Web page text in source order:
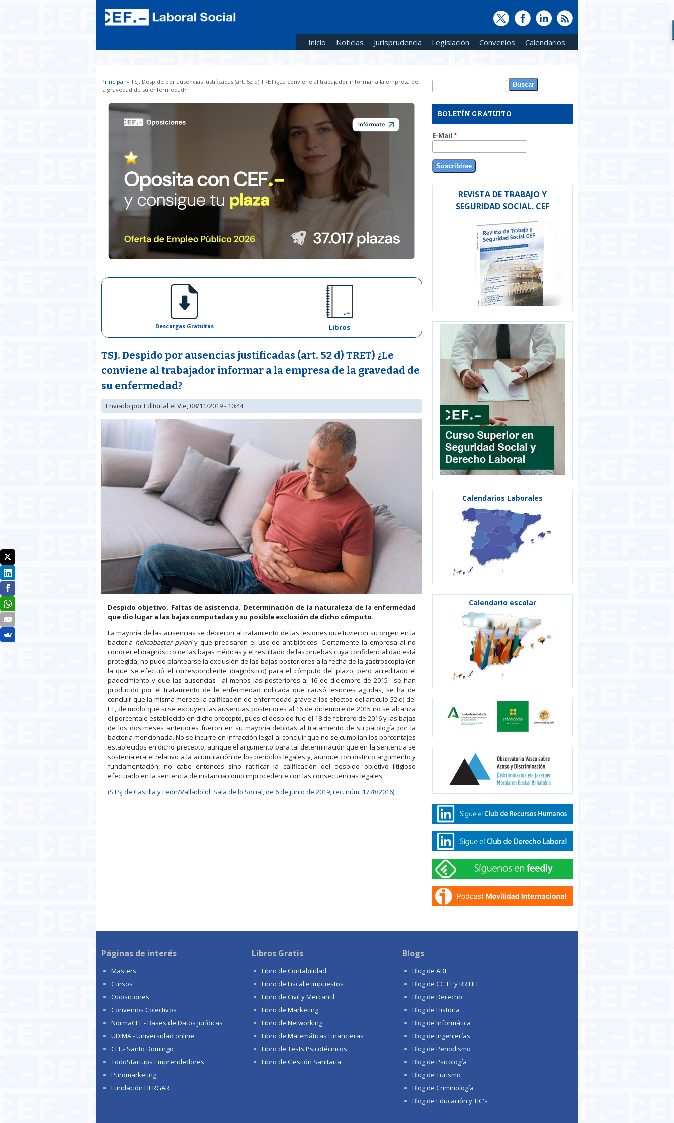
Inicio Noticias Jurisprudencia Legislación Convenios Calendarios
Usted está aquí
Principal » TSJ. Despido por ausencias justificadas (art. 52 d) TRET) ¿Le conviene al trabajador informar a la empresa de
la gravedad de su enfermedad?
Descargas Gratuitas Libros
TSJ. Despido por ausencias justificadas (art. 52 d) TRET) ¿Le
conviene al trabajador informar a la empresa de la gravedad de
su enfermedad?
Enviado porEditorial el Vie, 08/11/2019 - 10:44
Despido objetivo. Faltas de asistencia. Determinación de la naturaleza de la enfermedad
que dio lugar a las bajas computadas y su posible exclusión de dicho cómputo.
La mayoría de las ausencias se debieron al tratamiento de las lesiones que tuvieron su origen en la
bacteria helicobacter pyloriy que precisaron el uso de antibióticos. Ciertamente la empresa al no
conocer el diagnóstico de las bajas médicas y el resultado de las pruebas cuya confidencialidad está
protegida, no pudo plantearse la exclusión de las bajas posteriores a la fecha de la gastroscopia (en
la que se efectuó el correspondiente diagnóstico) para el cómputo del plazo, pero acreditado el
padecimiento y que las ausencias –al menos las posteriores al 16 de diciembre de 2015– se han
producido por el tratamiento de le enfermedad indicada que causó lesiones agudas, se ha de
concluir que la misma merece la calificación de enfermedad grave a los efectos del artículo 52 d) del
ET, de modo que si se excluyen las ausencias posteriores al 16 de diciembre de 2015 no se alcanza
el porcentaje establecido en dicho precepto, pues el despido fue el 18 de febrero de 2016 y las bajas
de los dos meses anteriores fueron en su mayoría debidas al tratamiento de su patología por la
bacteria mencionada. No se incurre en infracción legal al concluir que no se cumplían los porcentajes
establecidos en dicho precepto, aunque el argumento para tal determinación que en la sentencia se
sostenía era el relativo a la acumulación de los períodos legales y, aunque con distinto argumento y
fundamentación, no cabe entonces sino ratificar la calificación del despido objetivo litigioso
efectuado en la sentencia de instancia como improcedente con las consecuencias legales.
(STSJ de Castilla y León/Valladolid, Sala de lo Social, de 6 de junio de 2019, rec. núm. 1778/2016)
Formulario de búsqueda
Buscar
BOLETÍN GRATUITO
E-Mail *
REVISTA DE TRABAJO Y
SEGURIDAD SOCIAL. CEF
Calendarios Laborales
Calendario escolar
Páginas de interés
Masters
Cursos
Oposiciones
Convenios Colectivos
NormaCEF.- Bases de Datos Jurídicas
UDIMA - Universidad online
CEF.- Santo Domingo
TodoStartups Emprendedores
Puromarketing
Fundación HERGAR
Libros Gratis
Libro de Contabilidad
Libro de Fiscal e Impuestos
Libro de Civil y Mercantil
Libro de Marketing
Libro de Networking
Libro de Matemáticas Financieras
Libro de Tests Psicotécnicos
Libro de Gestión Sanitaria
Blogs
Blog de ADE
Blog de CC.TT y RR.HH
Blog de Derecho
Blog de Historia
Blog de Informática
Blog de Ingenierías
Blog de Periodismo
Blog de Psicología
Blog de Turismo
Blog de Criminología
Blog de Educación y TIC's